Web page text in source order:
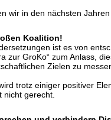
wir in den nächsten
Koalition!
ist es von
zur GroKo“ zum Anlass,
Zielen zu
trotz einiger positiver
nicht gerecht.